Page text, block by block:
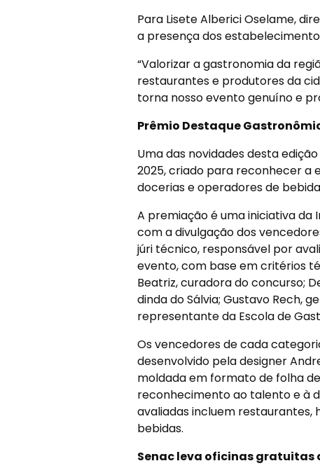
Para Lisete Alberici Oselame,
a presença dos
“Valorizar a gastronomia da
restaurantes e produtores da
torna nosso evento genuíno e
Prêmio Destaque
Uma das novidades desta
2025, criado para reconhecer a
docerias e operadores de
A premiação é uma iniciativa da
com a divulgação dos
júri técnico, responsável por
evento, com base em critérios
Beatriz, curadora do concurso;
dinda do Sálvia; Gustavo Rech,
representante da Escola de
Os vencedores de cada
desenvolvido pela designer
moldada em formato de folha
reconhecimento ao talento e à
avaliadas incluem restaurantes,
bebidas.
Senac leva oficinas gratuitas